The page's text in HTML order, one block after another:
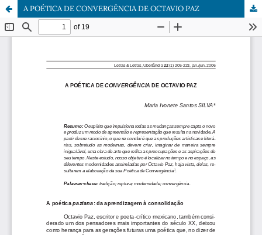
A POÉTICA DE CONVERGÊNCIA DE OCTAVIO PAZ